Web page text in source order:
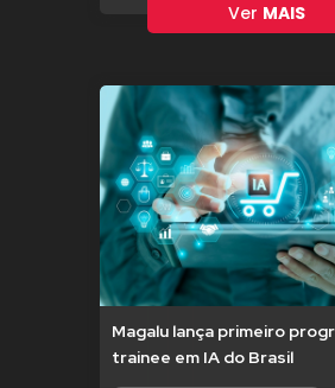
Ver MAIS
Magalu lança primeiro
trainee em IA do Brasil